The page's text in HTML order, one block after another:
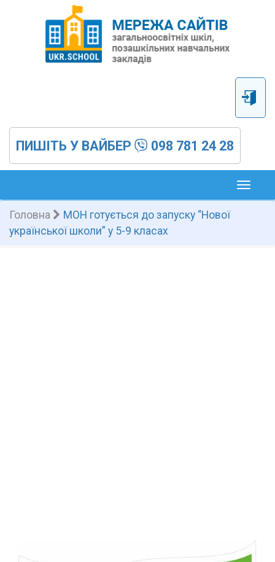
ПИШІТЬ У ВАЙБЕР 098 781 24 28
Toggle
Головна
МОН готується до запуску “Нової
української школи” у 5-9 класах